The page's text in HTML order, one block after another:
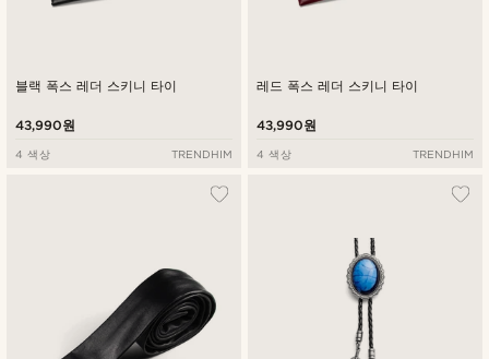
블랙 폭스 레더 스키니 타이
43,990원
4 색상 TRENDHIM
레드 폭스 레더 스키니 타이
43,990원
4 색상 TRENDHIM